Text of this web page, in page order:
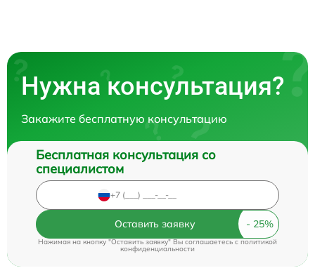
Нужна консультация?
Закажите бесплатную консультацию
Бесплатная консультация со
специалистом
Оставить заявку
Нажимая на кнопку "Оставить заявку" Вы соглашаетесь cполитикой
конфиденциальности